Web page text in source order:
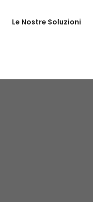
Le Nostre Soluzioni